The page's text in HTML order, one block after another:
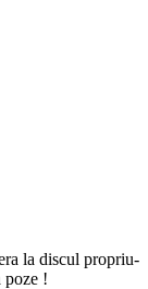
la discul propriu-
poze !